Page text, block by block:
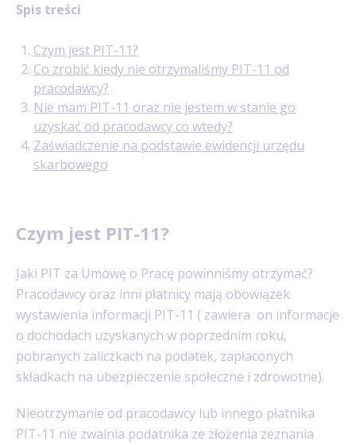
Spis treści
Czym jest PIT-11?
Co zrobić kiedy nie otrzymaliśmy PIT-11 od
pracodawcy?
Nie mam PIT-11 oraz nie jestem w stanie go
uzyskać od pracodawcy co wtedy?
Zaświadczenie na podstawie ewidencji urzędu
skarbowego
Czym jest PIT-11?
Jaki PIT za Umowę o Pracę powinniśmy otrzymać?
Pracodawcy oraz inni płatnicy mają obowiązek
wystawienia informacji PIT-11 ( zawiera on informacje
o dochodach uzyskanych w poprzednim roku,
pobranych zaliczkach na podatek, zapłaconych
składkach na ubezpieczenie społeczne i zdrowotne).
Nieotrzymanie od pracodawcy lub innego płatnika
PIT-11 nie zwalnia podatnika ze złożenia zeznania